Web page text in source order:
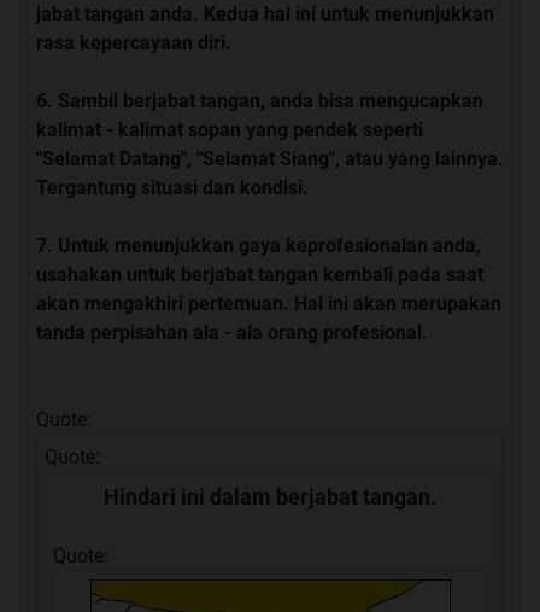
jabat tangan anda. Kedua hal ini untuk menunjukkan
rasa kepercayaan diri.
Sambil berjabat tangan, anda bisa mengucapkan
kalimat - kalimat sopan yang pendek seperti
"Selamat Datang", "Selamat Siang", atau yang lainnya.
Tergantung situasi dan kondisi.
Untuk menunjukkan gaya keprofesionalan anda,
usahakan untuk berjabat tangan kembali pada saat
akan mengakhiri pertemuan. Hal ini akan merupakan
tanda perpisahan ala - ala orang profesional.
Quote:
Quote:
Hindari ini dalam berjabat tangan.
Quote: